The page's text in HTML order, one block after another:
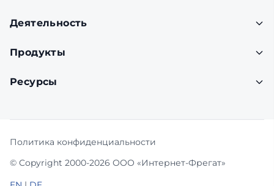
Деятельность
Продукты
Ресурсы
© Copyright 2000-2026 ООО «Интернет-Фрегат»
Политика конфиденциальности